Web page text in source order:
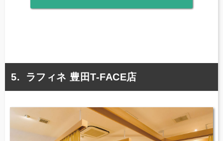
ラフィネ 豊田T-FACE店